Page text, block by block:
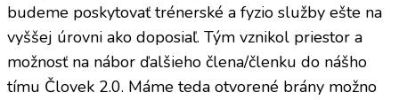
budeme poskytovať trénerské a fyzio služby ešte na
vyššej úrovni ako doposiaľ. Tým vznikol priestor a
možnosť na nábor ďalšieho člena/členku do nášho
tímu Človek 2.0. Máme teda otvorené brány možno